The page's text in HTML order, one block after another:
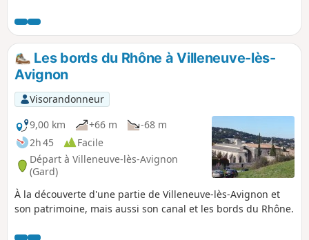
Les bords du Rhône à Villeneuve-lès-
Avignon
Visorandonneur
9,00 km
+66 m
-68 m
2h 45
Facile
Départ à Villeneuve-lès-Avignon
(Gard)
À la découverte d'une partie de Villeneuve-lès-Avignon et
son patrimoine, mais aussi son canal et les bords du Rhône.